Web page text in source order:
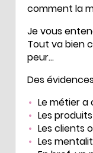
comment la
Je vous
Tout va bien
peur…
Des
Le métier a
Les
Les clients
Les